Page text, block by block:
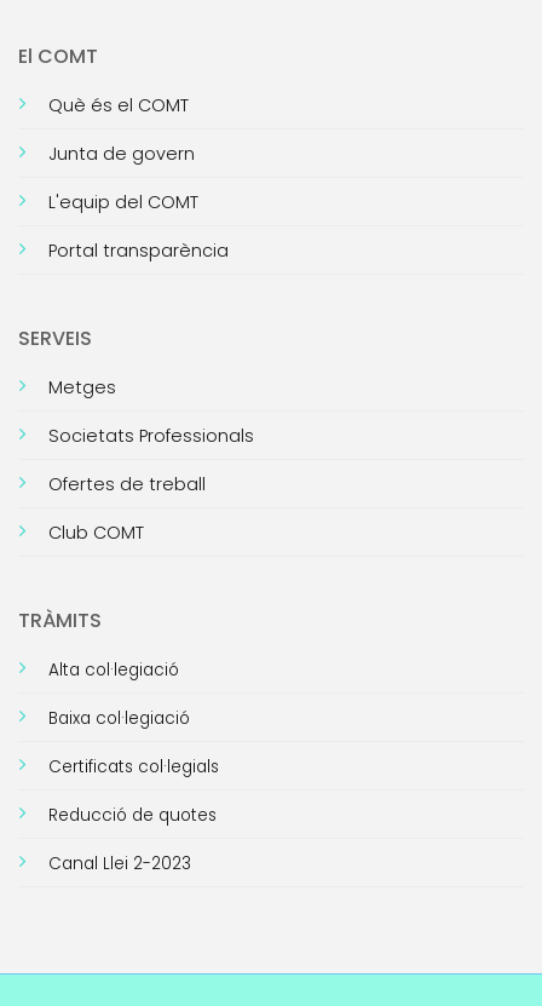
El COMT
Què és el COMT
Junta de govern
L'equip del COMT
Portal transparència
SERVEIS
Metges
Societats Professionals
Ofertes de treball
Club COMT
TRÀMITS
Alta col·legiació
Baixa col·legiació
Certificats col·legials
Reducció de quotes
Canal Llei 2-2023